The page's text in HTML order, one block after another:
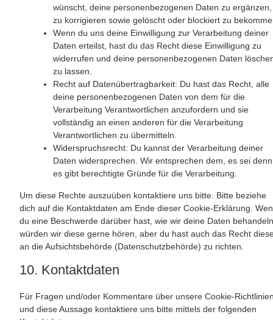
wünscht, deine personenbezogenen Daten zu ergänzen,
zu korrigieren sowie gelöscht oder blockiert zu
Wenn du uns deine Einwilligung zur Verarbeitung deiner
Daten erteilst, hast du das Recht diese Einwilligung zu
widerrufen und deine personenbezogenen Daten
zu lassen.
Recht auf Datenübertragbarkeit: Du hast das Recht, alle
deine personenbezogenen Daten von dem für die
Verarbeitung Verantwortlichen anzufordern und sie
vollständig an einen anderen für die Verarbeitung
Verantwortlichen zu übermitteln.
Widerspruchsrecht: Du kannst der Verarbeitung deiner
Daten widersprechen. Wir entsprechen dem, es sei denn
es gibt berechtigte Gründe für die Verarbeitung.
Um diese Rechte auszuüben kontaktiere uns bitte. Bitte beziehe
dich auf die Kontaktdaten am Ende dieser Cookie-Erklärung.
du eine Beschwerde darüber hast, wie wir deine Daten
würden wir diese gerne hören, aber du hast auch das Recht
an die Aufsichtsbehörde (Datenschutzbehörde) zu richten.
10. Kontaktdaten
Für Fragen und/oder Kommentare über unsere Cookie-
und diese Aussage kontaktiere uns bitte mittels der folgenden